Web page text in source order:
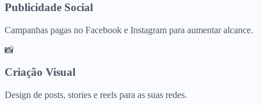
Publicidade Social
Campanhas pagas no Facebook e Instagram para aumentar alcance.
📸
Criação Visual
Design de posts, stories e reels para as suas redes.